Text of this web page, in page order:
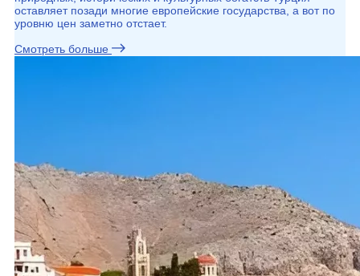
оставляет позади многие европейские государства, а вот по
уровню цен заметно отстает.
Смотреть больше